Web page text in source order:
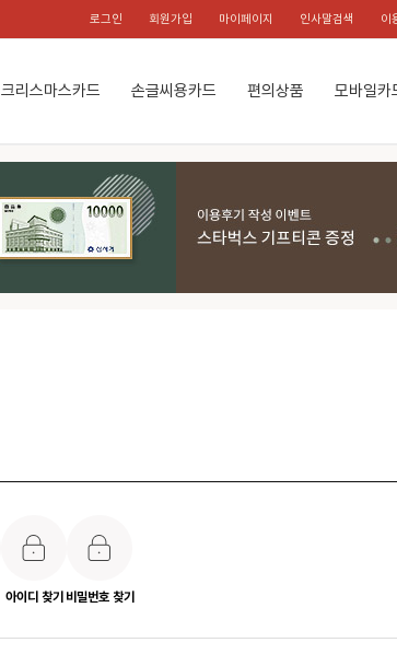
로그인 회원가입 마이페이지 인사말검색 이
크리스마스카드 손글씨용카드 편의상품 모바일카
아이디 찾기 비밀번호 찾기